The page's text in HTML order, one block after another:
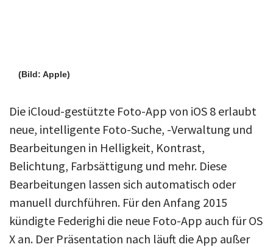
(Bild: Apple)
Die iCloud-gestützte Foto-App von iOS 8 erlaubt
neue, intelligente Foto-Suche, -Verwaltung und
Bearbeitungen in Helligkeit, Kontrast,
Belichtung, Farbsättigung und mehr. Diese
Bearbeitungen lassen sich automatisch oder
manuell durchführen. Für den Anfang 2015
kündigte Federighi die neue Foto-App auch für OS
X an. Der Präsentation nach läuft die App außer